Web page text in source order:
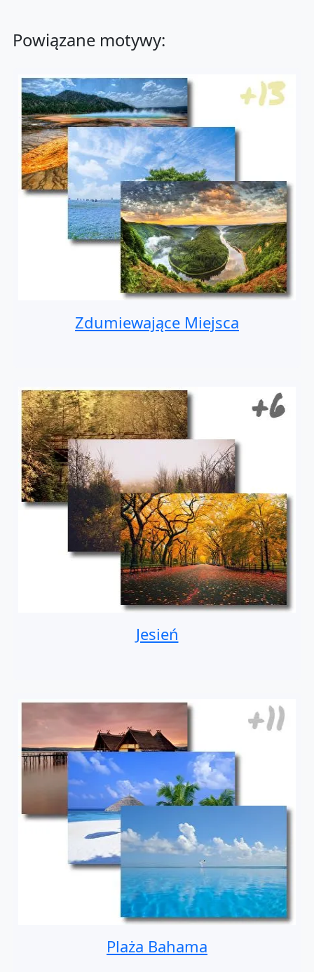
Powiązane motywy:
Zdumiewające Miejsca
Jesień
Plaża Bahama